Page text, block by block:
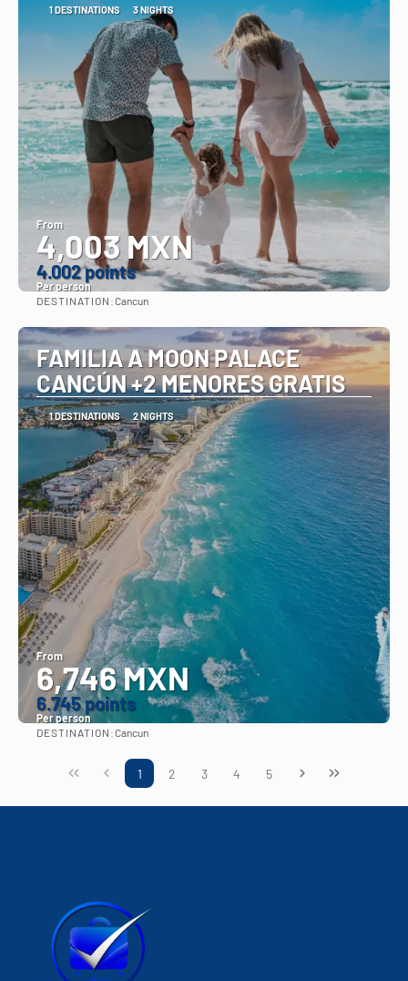
1 DESTINATIONS 3 NIGHTS
From
4,003 MXN
4.002 points
Per person
DESTINATION:Cancun
FAMILIA A MOON PALACE
CANCÚN +2 MENORES GRATIS
1 DESTINATIONS 2 NIGHTS
From
6,746 MXN
6.745 points
Per person
DESTINATION:Cancun
1 2 3 4 5